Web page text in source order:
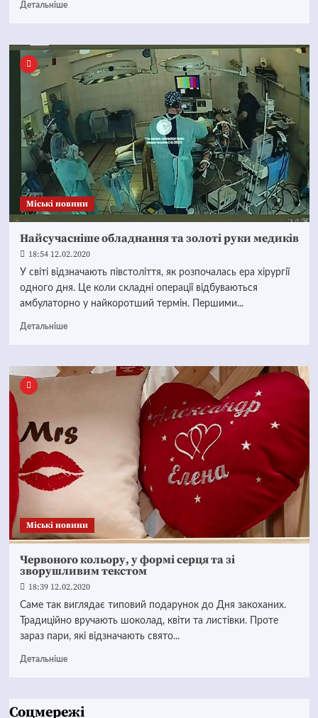
Детальніше
Mіські новини
Найсучасніше обладнання та золоті руки медиків
18:54 12.02.2020
У світі відзначають півстоліття, як розпочалась ера хірургії
одного дня. Це коли складні операції відбуваються
амбулаторно у найкоротший термін. Першими...
Детальніше
Mіські новини
Червоного кольору, у формі серця та зі
зворушливим текстом
18:39 12.02.2020
Саме так виглядає типовий подарунок до Дня закоханих.
Традиційно вручають шоколад, квіти та листівки. Проте
зараз пари, які відзначають свято...
Детальніше
Соцмережі